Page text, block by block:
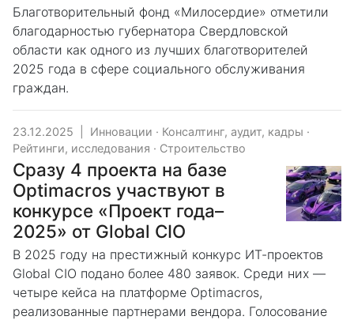
Благотворительный фонд «Милосердие» отметили
благодарностью губернатора Свердловской
области как одного из лучших благотворителей
2025 года в сфере социального обслуживания
граждан.
23.12.2025 Инновации · Консалтинг, аудит, кадры ·
Рейтинги, исследования · Строительство
Сразу 4 проекта на базе
Optimacros участвуют в
конкурсе «Проект года–
2025» от Global CIO
В 2025 году на престижный конкурс ИТ-проектов
Global CIO подано более 480 заявок. Среди них —
четыре кейса на платформе Optimacros,
реализованные партнерами вендора. Голосование